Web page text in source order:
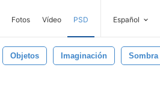
Fotos Vídeo PSD Español
Objetos Imaginación Sombra